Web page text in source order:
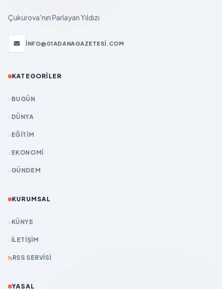
Çukurova'nın Parlayan Yıldızı
INFO@01ADANAGAZETESI.COM
KATEGORILER
BUGÜN
DÜNYA
EĞİTİM
EKONOMİ
GÜNDEM
KURUMSAL
KÜNYE
İLETIŞIM
RSS SERVISI
YASAL